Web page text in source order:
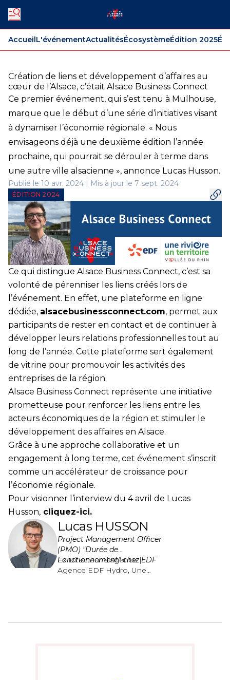
AccueilL'événementActualitésÉcosystèmeÉdition 2025
Création de liens et développement d’affaires au
cœur de l’Alsace, c’était Alsace Business Connect
Ce premier événement, qui s’est tenu à Mulhouse,
marque que le début d’une série d’initiatives visant
à dynamiser l’économie régionale. « Nous
envisageons déjà une deuxième édition l’année
prochaine, qui pourrait se dérouler à terme dans
une autre ville alsacienne », annonce Lucas Husson.
Publié le 10 avr. 2024 | Mis à jour le 7 sept. 2024
ÉDITION 2024
Ce qui distingue Alsace Business Connect, c’est sa
volonté de pérenniser les liens créés lors de
l’événement. En effet, une plateforme en ligne
dédiée, alsacebusinessconnect.com, permet aux
participants de rester en contact et de continuer à
développer leurs relations professionnelles tout au
long de l’année. Cette plateforme sert également
de vitrine pour promouvoir les activités des
entreprises de la région.
Alsace Business Connect représente une initiative
prometteuse pour renforcer les liens entre les
acteurs économiques de la région et stimuler le
développement des affaires en Alsace.
Grâce à une approche collaborative et un
engagement à long terme, cet événement s’inscrit
comme un accélérateur de croissance pour
l’économie régionale.
Pour visionner l’interview du 4 avril de Lucas
Husson, cliquez-ici.
Lucas HUSSON
Project Management Officer
(PMO) "Durée de
Fonctionnement" chez EDF
Ex Directeur d'agence |
Agence EDF Hydro, Une